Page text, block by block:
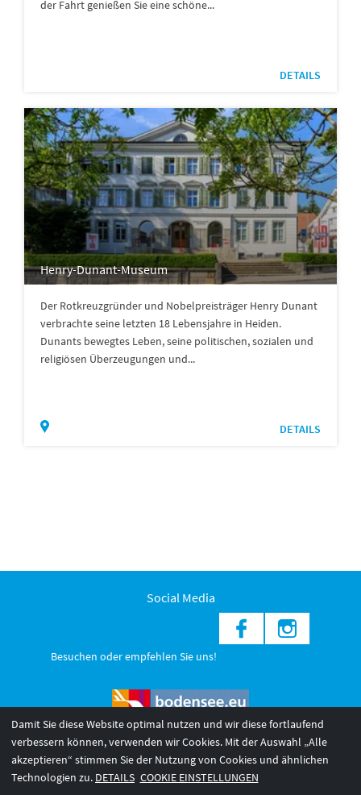
der Fahrt genießen Sie eine schöne...
DETAILS
Henry-Dunant-Museum
Der Rotkreuzgründer und Nobelpreisträger Henry Dunant
verbrachte seine letzten 18 Lebensjahre in Heiden.
Dunants bewegtes Leben, seine politischen, sozialen und
religiösen Überzeugungen und...
DETAILS
Social Media
Besuchen oder empfehlen Sie uns!
© 2026 Internationale Bodensee Tourismus GmbH
Damit Sie diese Website optimal nutzen und wir diese fortlaufend
verbessern können, verwenden wir Cookies. Mit der Auswahl „Alle
akzeptieren“ stimmen Sie der Nutzung von Cookies und ähnlichen
Technologien zu. DETAILS COOKIE EINSTELLUNGEN